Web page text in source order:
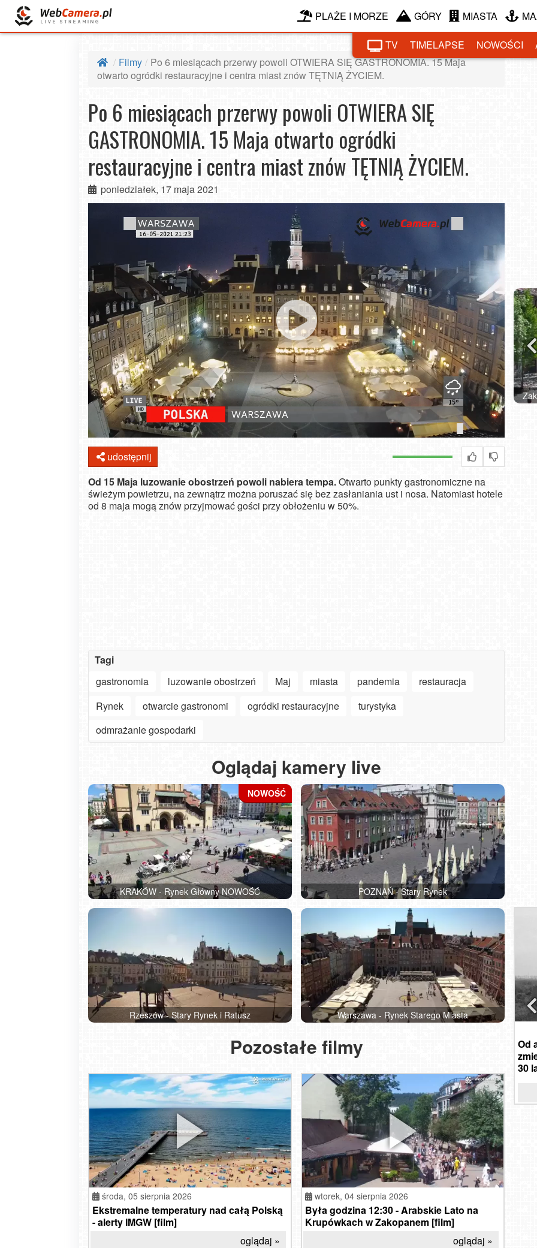
PLAŻE I MORZE GÓRY MIASTA
TV TIMELAPSE NOWOŚCI
Filmy
Po 6 miesiącach przerwy powoli OTWIERA SIĘ GASTRONOMIA. 15 Maja
otwarto ogródki restauracyjne i centra miast znów TĘTNIĄ ŻYCIEM.
Po 6 miesiącach przerwy powoli OTWIERA SIĘ
GASTRONOMIA. 15 Maja otwarto ogródki
restauracyjne i centra miast znów TĘTNIĄ ŻYCIEM.
poniedziałek, 17 maja 2021
udostępnij
Od 15 Maja luzowanie obostrzeń powoli nabiera tempa.Otwarto punkty gastronomiczne na
świeżym powietrzu, na zewnątrz można poruszać się bez zasłaniania ust i nosa. Natomiast hotele
od 8 maja mogą znów przyjmować gości przy obłożeniu w 50%.
Tagi
gastronomia
luzowanie obostrzeń Maj miasta pandemia
restauracja
Rynek
otwarcie gastronomi ogródki restauracyjne
turystyka
odmrażanie gospodarki
Oglądaj kamery live
KRAKÓW - Rynek Główny NOWOŚĆ POZNAŃ - Stary Rynek
Rzeszów - Stary Rynek i Ratusz Warszawa - Rynek Starego Miasta
Pozostałe filmy
środa, 05 sierpnia 2026
Ekstremalne temperatury nad całą Polską
- alerty IMGW [film]
oglądaj »
wtorek, 04 sierpnia 2026
Była godzina 12:30 - Arabskie Lato na
Krupówkach w Zakopanem [film]
oglądaj »
Zakopane - widok na deptak Krupówki NOWOŚĆ
Hotel z komorą normobaryczną nad
Jeziorem Mucharskim – czy to idealne
przeczytaj »
Pan Michał z Krakowa właśnie kupił
pakiet na rok. Nie trać czasu na oglądanie
przeczytaj »
Od
30